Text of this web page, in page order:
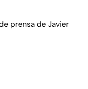
prensa de Javier